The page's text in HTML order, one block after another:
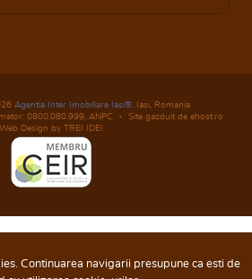
Agentia Inter Imobiliare Iasi® , Iasi, Romania
0800.080.999, ANPC
Site gazduit de ehost.ro
Web Design by TREI IDEI
Continuarea navigarii presupune ca esti de